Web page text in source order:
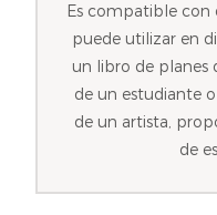
Es compatible con
puede utilizar en
un libro de planes
de un estudiante
de un artista,
de